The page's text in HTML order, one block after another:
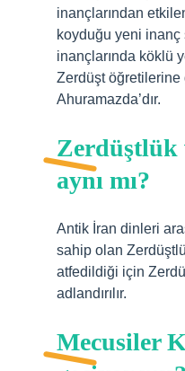
inançlarından
koyduğu yeni inanç
inançlarında köklü
Zerdüşt öğretilerine
Ahuramazda’dır.
Zerdüştlük
aynı mı?
Antik İran dinleri
sahip olan
atfedildiği için
adlandırılır.
Mecusiler